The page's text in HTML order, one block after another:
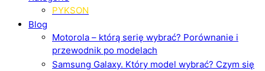
PYKSON
Blog
Motorola – którą serię wybrać? Porównanie i
przewodnik po modelach
Samsung Galaxy. Który model wybrać? Czym się